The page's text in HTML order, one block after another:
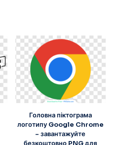
Головна піктограма
логотипу Google Chrome
– завантажуйте